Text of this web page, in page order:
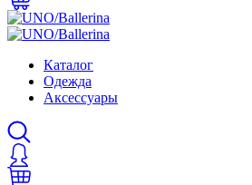
Каталог
Одежда
Аксессуары